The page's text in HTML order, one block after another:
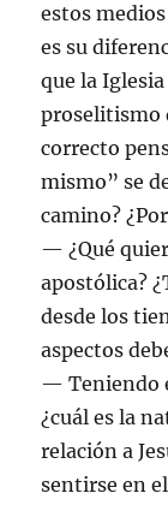
estos
es su
que la
proselitismo
correcto
mismo” se
camino?
— ¿Qué
apostólica?
desde los
aspectos
— Teniendo
¿cuál es la
relación a
sentirse en